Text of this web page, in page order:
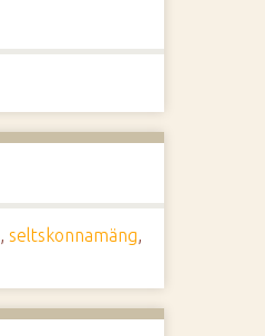
, seltskonnamäng,